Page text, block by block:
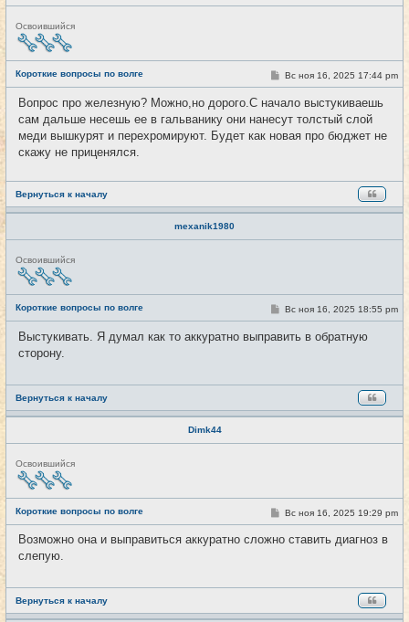
Н
е
в
т
и
Освоившийся
Короткие вопросы по волге #4272
С
о
б
щ
е
н
Вс ноя 16, 2025 17:44 pm
Вопрос про железную? Можно,но дорого.С начало выстукиваешь
сам дальше несешь ее в гальванику они нанесут толстый слой
меди вышкурят и перехромируют. Будет как новая про бюджет не
скажу не приценялся.
Вернуться к началу
mexanik1980
Н
е
в
т
и
Освоившийся
Короткие вопросы по волге #4273
С
о
б
и
Вс ноя 16, 2025 18:55 pm
Выстукивать. Я думал как то аккуратно выправить в обратную
сторону.
Вернуться к началу
Dimk44
Н
е
в
т
и
Освоившийся
Короткие вопросы по волге #4274
С
о
б
и
Вс ноя 16, 2025 19:29 pm
Возможно она и выправиться аккуратно сложно ставить диагноз в
слепую.
Вернуться к началу